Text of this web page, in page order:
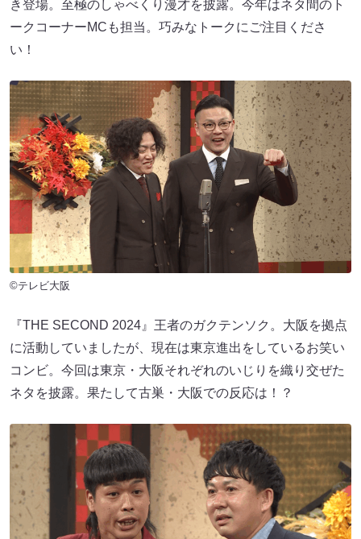
き登場。至極のしゃべくり漫才を披露。今年はネタ間のト
ークコーナーMCも担当。巧みなトークにご注目くださ
い！
©テレビ大阪
『THE SECOND 2024』王者のガクテンソク。大阪を拠点
に活動していましたが、現在は東京進出をしているお笑い
コンビ。今回は東京・大阪それぞれのいじりを織り交ぜた
ネタを披露。果たして古巣・大阪での反応は！？